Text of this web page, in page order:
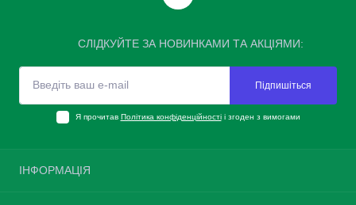
СЛІДКУЙТЕ ЗА НОВИНКАМИ ТА АКЦІЯМИ:
Підпишіться
Я прочитав Політика конфіденційностіі згоден з вимогами
ІНФОРМАЦІЯ